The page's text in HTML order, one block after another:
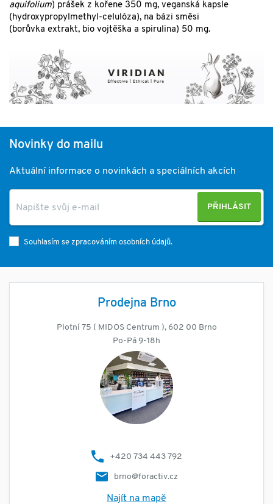
aquifolium) prášek z kořene 350 mg, veganská kapsle
(hydroxypropylmethyl-celulóza), na bázi směsi
(borůvka extrakt, bio vojtěška a spirulina) 50 mg.
Novinky do mailu
Aktuální informace o novinkách a speciálních akcích
PŘIHLÁSIT
Souhlasím se zpracováním osobních údajů.
Prodejna Brno
Plotní 75 ( MIDOS Centrum ), 602 00 Brno
Po-Pá 9-18h
+420 734 443 792
brno@foractiv.cz
Najít na mapě